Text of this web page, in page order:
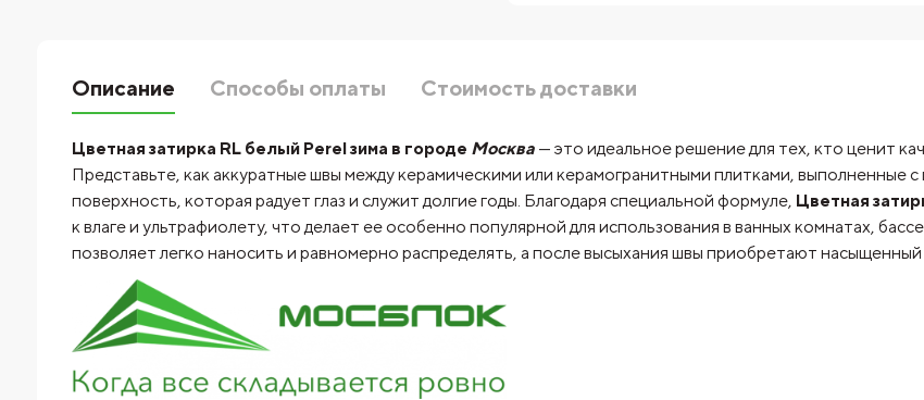
Описание Способы оплаты Стоимость доставки
Цветная затирка RL белый Perel зима в городе Москва — это идеальное решение для тех, кто ценит
Представьте, как аккуратные швы между керамическими или керамогранитными плитками, выполненные
поверхность, которая радует глаз и служит долгие годы. Благодаря специальной формуле, Цветная
к влаге и ультрафиолету, что делает ее особенно популярной для использования в ванных комнатах,
позволяет легко наносить и равномерно распределять, а после высыхания швы приобретают